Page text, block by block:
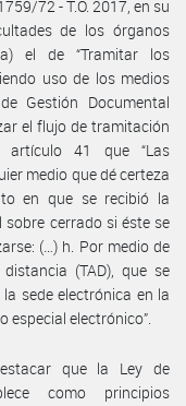
72 - T.O. 2017, en su
de los órganos
el de “Tramitar los
uso de los medios
Gestión Documental
el flujo de tramitación
41 que “Las
medio que dé certeza
en que se recibió la
cerrado si éste se
(…) h. Por medio de
(TAD), que se
sede electrónica en la
electrónico”.
que la Ley de
como principios